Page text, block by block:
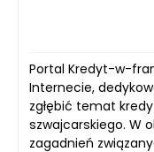
Portal Kredyt-w-
Internecie,
zgłębić temat
szwajcarskiego. W
zagadnień